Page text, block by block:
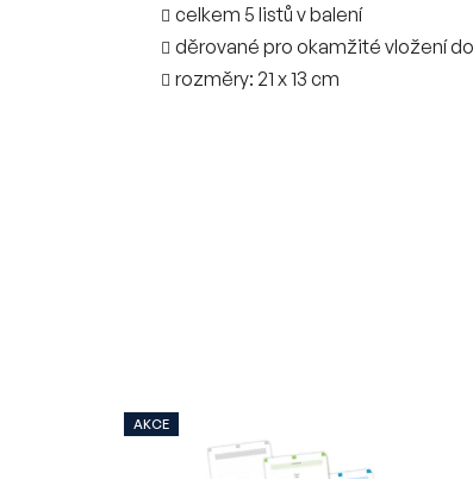
celkem 5 listů v balení
děrované pro okamžité vložení
rozměry: 21 x 13 cm
AKCE